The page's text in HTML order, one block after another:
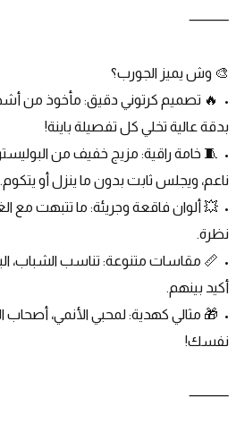
⸻
🎨 وش يميز الجورب؟
بدقة عالية تخلي كل تفصيلة باينة!
ناعم، ويجلس ثابت بدون ما ينزل أو يتكوم.
نظرة.
أكيد بينهم.
نفسك!
⸻